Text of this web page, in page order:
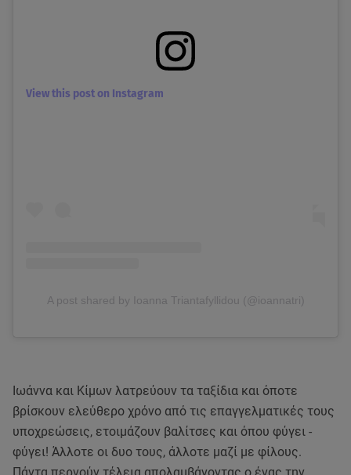
View this post on Instagram
A post shared by Ioanna Triantafyllidou (@ioannatri)
Ιωάννα και Κίμων λατρεύουν τα ταξίδια και όποτε
βρίσκουν ελεύθερο χρόνο από τις επαγγελματικές τους
υποχρεώσεις, ετοιμάζουν βαλίτσες και όπου φύγει -
φύγει! Άλλοτε οι δυο τους, άλλοτε μαζί με φίλους.